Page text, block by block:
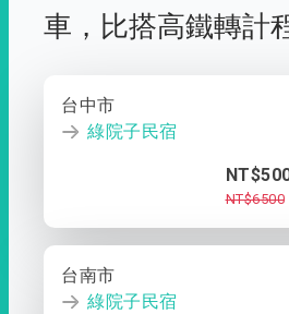
車， 比搭高鐵轉計
台中市
綠院子民宿
NT$6500
台南市
綠院子民宿